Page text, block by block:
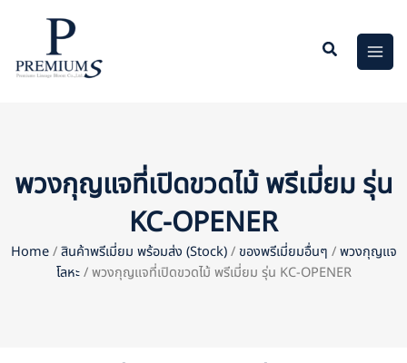
พวงกุญแจที่เปิดขวดไม้ พรีเมี่ยม รุ่น
KC-OPENER
Home/สินค้าพรีเมี่ยม พร้อมส่ง (Stock)/ ของพรีเมี่ยมอื่นๆ /พวงกุญแจ
โลหะ/ พวงกุญแจที่เปิดขวดไม้ พรีเมี่ยม รุ่น KC-OPENER